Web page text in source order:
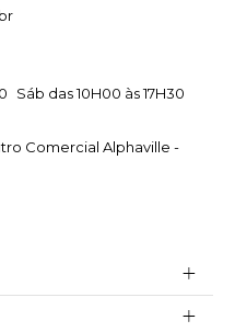
Sáb das 10H00 às 17H30
Comercial Alphaville -